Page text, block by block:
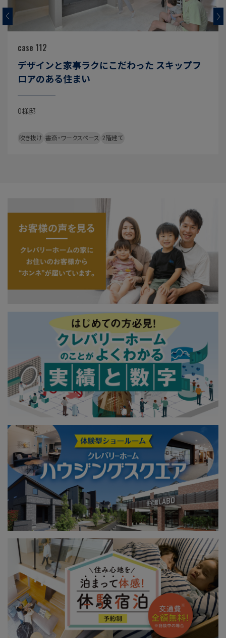
case 112
デザインと家事ラクにこだわった スキップフ
ロアのある住まい
O様邸
吹き抜け 書斎・ワークスペース 2階建て